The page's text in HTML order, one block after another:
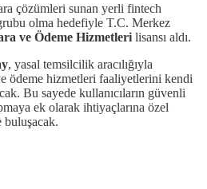
çözümleri sunan yerli fintech
olma hedefiyle T.C. Merkez
ve Ödeme Hizmetleri lisansı aldı.
, yasal temsilcilik aracılığıyla
ödeme hizmetleri faaliyetlerini kendi
Bu sayede kullanıcıların güvenli
ek olarak ihtiyaçlarına özel
buluşacak.